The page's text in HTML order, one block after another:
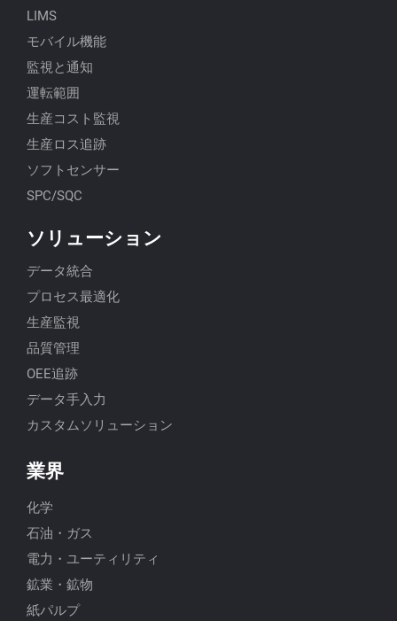
LIMS
モバイル機能
監視と通知
運転範囲
生産コスト監視
生産ロス追跡
ソフトセンサー
SPC/SQC
ソリューション
データ統合
プロセス最適化
生産監視
品質管理
OEE追跡
データ手入力
カスタムソリューション
業界
化学
石油・ガス
電力・ユーティリティ
鉱業・鉱物
紙パルプ